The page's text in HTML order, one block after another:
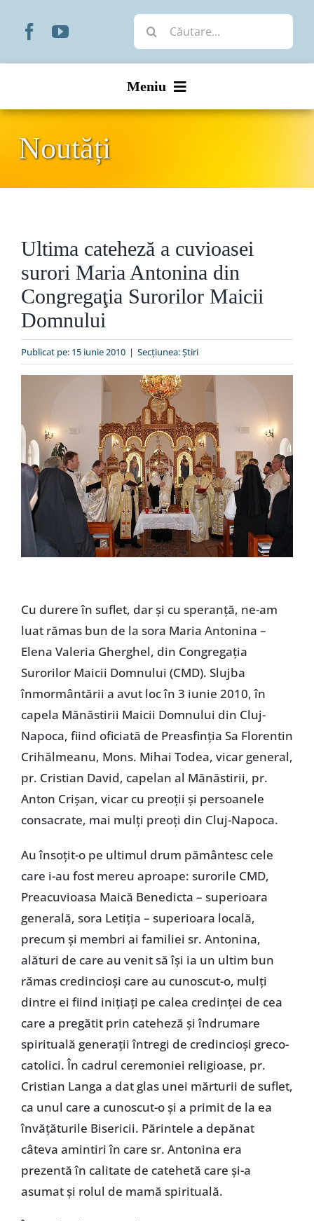
Cautare...
Meniu
Organizare
Liturgic
Special
Noutăți
Ultima cateheză a cuvioasei
surori Maria Antonina din
Congregaţia Surorilor Maicii
Domnului
Publicat pe: 15 iunie 2010 | Secțiunea:Ştiri
Cu durere în suflet, dar şi cu speranţă, ne-am
luat rămas bun de la sora Maria Antonina –
Elena Valeria Gherghel, din Congregaţia
Surorilor Maicii Domnului (CMD). Slujba
înmormântării a avut loc în 3 iunie 2010, în
capela Mănăstirii Maicii Domnului din Cluj-
Napoca, fiind oficiată de Preasfinţia Sa Florentin
Crihălmeanu, Mons. Mihai Todea, vicar general,
pr. Cristian David, capelan al Mănăstirii, pr.
Anton Crişan, vicar cu preoţii şi persoanele
consacrate, mai mulţi preoţi din Cluj-Napoca.
Au însoţit-o pe ultimul drum pământesc cele
care i-au fost mereu aproape: surorile CMD,
Preacuvioasa Maică Benedicta – superioara
generală, sora Letiţia – superioara locală,
precum şi membri ai familiei sr. Antonina,
alături de care au venit să îşi ia un ultim bun
rămas credincioşi care au cunoscut-o, mulţi
dintre ei fiind iniţiaţi pe calea credinţei de cea
care a pregătit prin cateheză şi îndrumare
spirituală generaţii întregi de credincioşi greco-
catolici. În cadrul ceremoniei religioase, pr.
Cristian Langa a dat glas unei mărturii de suflet,
ca unul care a cunoscut-o şi a primit de la ea
învăţăturile Bisericii. Părintele a depănat
câteva amintiri în care sr. Antonina era
prezentă în calitate de catehetă care şi-a
asumat şi rolul de mamă spirituală.